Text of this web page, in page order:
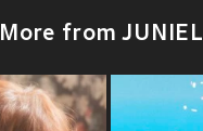
More from JUNIEL